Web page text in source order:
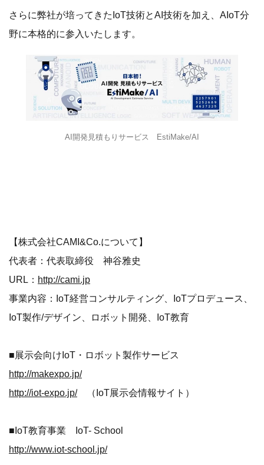
さらに弊社が培ってきたIoT技術とAI技術を加え、AIoT分
野に本格的に参入いたします。
AI開発見積もりサービス EstiMake/AI
【株式会社CAMI&Co.について】
代表者：代表取締役 神谷雅史
URL： http://cami.jp
事業内容：IoT経営コンサルティング、IoTプロデュース、
IoT製作/デザイン、ロボット開発、IoT教育
■展示会向けIoT・ロボット製作サービス
http://makexpo.jp/
http://iot-expo.jp/ （IoT展示会情報サイト）
■IoT教育事業 IoT- School
http://www.iot-school.jp/